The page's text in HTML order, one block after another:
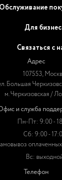
Обслуживание
Для
Связаться с
Адрес
107553,
Большая
м. Черкизовская /
и служба
Пн-Пт: 9:00 -
Сб: 9:00 -
оплаченных
Вс:
Телефон